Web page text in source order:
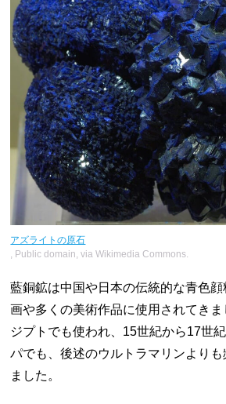
アズライトの原石
, Public domain, via Wikimedia Commons.
藍銅鉱は中国や日本の伝統的な青色
画や多くの美術作品に使用されてき
ジプトでも使われ、15世紀から17世
パでも、後述のウルトラマリンより
ました。